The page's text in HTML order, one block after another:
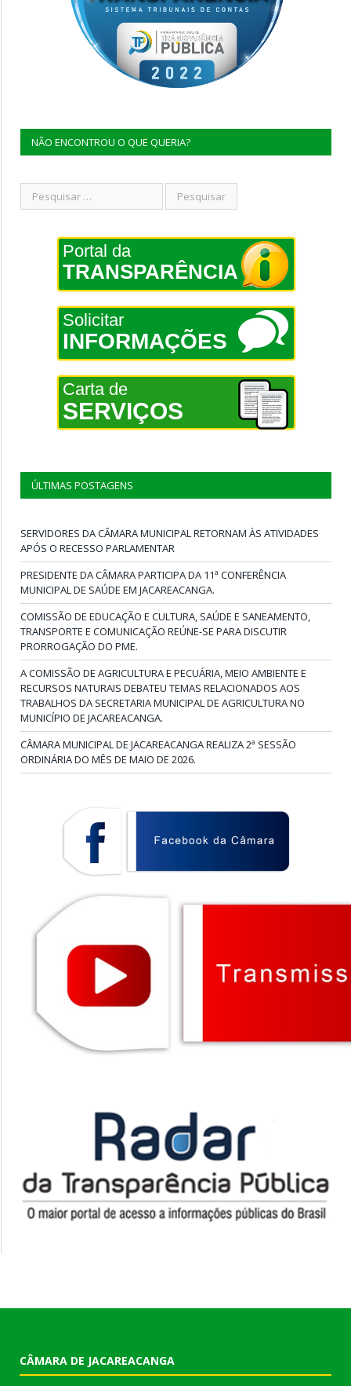
NÃO ENCONTROU O QUE QUERIA?
Portal da
TRANSPARÊNCIA
Solicitar
INFORMAÇÕES
Carta de
SERVIÇOS
ÚLTIMAS POSTAGENS
SERVIDORES DA CÂMARA MUNICIPAL RETORNAM ÀS ATIVIDADES
APÓS O RECESSO PARLAMENTAR
PRESIDENTE DA CÂMARA PARTICIPA DA 11ª CONFERÊNCIA
MUNICIPAL DE SAÚDE EM JACAREACANGA.
COMISSÃO DE EDUCAÇÃO E CULTURA, SAÚDE E SANEAMENTO,
TRANSPORTE E COMUNICAÇÃO REÚNE-SE PARA DISCUTIR
PRORROGAÇÃO DO PME.
A COMISSÃO DE AGRICULTURA E PECUÁRIA, MEIO AMBIENTE E
RECURSOS NATURAIS DEBATEU TEMAS RELACIONADOS AOS
TRABALHOS DA SECRETARIA MUNICIPAL DE AGRICULTURA NO
MUNICÍPIO DE JACAREACANGA.
CÂMARA MUNICIPAL DE JACAREACANGA REALIZA 2ª SESSÃO
ORDINÁRIA DO MÊS DE MAIO DE 2026.
CÂMARA DE JACAREACANGA